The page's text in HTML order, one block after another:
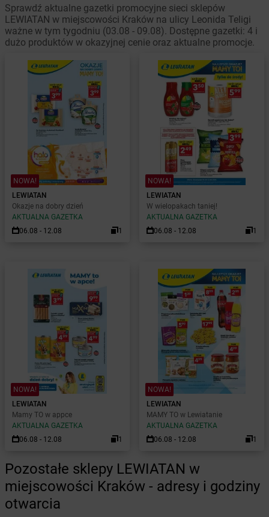
Sprawdź aktualne gazetki promocyjne sieci sklepów
LEWIATAN w miejscowości Kraków na ulicy Leonida Teligi
ważne w tym tygodniu (03.08 - 09.08). Dostępne gazetki: 4 i
dużo produktów w okazyjnej cenie oraz aktualne promocje.
NOWA!
LEWIATAN
Okazje na dobry dzień
AKTUALNA GAZETKA
06.08 - 12.08
1
NOWA!
LEWIATAN
W wielopakach taniej!
AKTUALNA GAZETKA
06.08 - 12.08
1
NOWA!
LEWIATAN
Mamy TO w appce
AKTUALNA GAZETKA
06.08 - 12.08
1
NOWA!
LEWIATAN
MAMY TO w Lewiatanie
AKTUALNA GAZETKA
06.08 - 12.08
1
Pozostałe sklepy LEWIATAN w
miejscowości Kraków - adresy i godziny
otwarcia